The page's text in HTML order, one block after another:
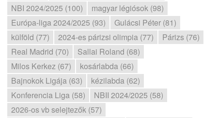
NBI 2024/2025 (100)
magyar légiósok (98)
Európa-liga 2024/2025 (93)
Gulácsi Péter (81)
külföld (77)
2024-es párizsi olimpia (77)
Párizs (76)
Real Madrid (70)
Sallai Roland (68)
Milos Kerkez (67)
kosárlabda (66)
Bajnokok Ligája (63)
kézilabda (62)
Konferencia Liga (58)
NBII 2024/2025 (58)
2026-os vb selejtezők (57)